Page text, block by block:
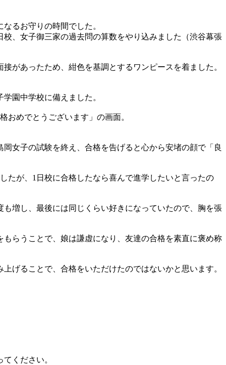
るお守りの時間でした。
、女子御三家の過去問の算数をやり込みました（渋谷幕張
があったため、紺色を基調とするワンピースを着ました。
園中学校に備えました。
おめでとうございます」の画面。
女子の試験を終え、合格を告げると心から安堵の顔で「良
たが、1日校に合格したなら喜んで進学したいと言ったの
増し、最後には同じくらい好きになっていたので、胸を張
らうことで、娘は謙虚になり、友達の合格を素直に褒め称
げることで、合格をいただけたのではないかと思います。
ください。